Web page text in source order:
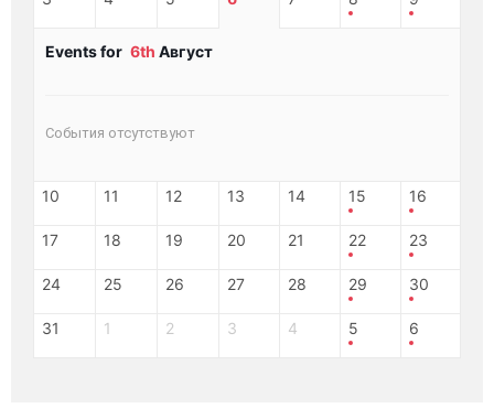
Events for 6th Август
События отсутствуют
10 11 12 13 14 15 16
17 18 19 20 21 22 23
24 25 26 27 28 29 30
31 1 2 3 4 5 6